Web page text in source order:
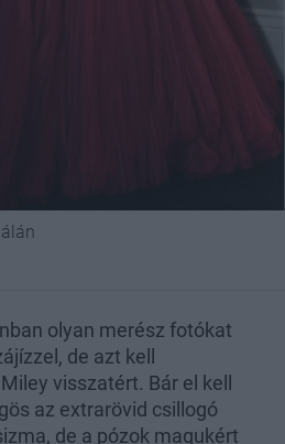
olyan merész fotókat
de azt kell
visszatért. Bár el kell
az extrarövid csillogó
de a pózok magukért